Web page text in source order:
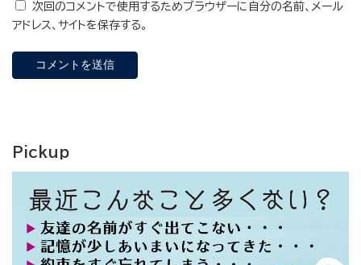
次回のコメントで使用するためブラウザーに自分の名前、メール
アドレス、サイトを保存する。
Pickup